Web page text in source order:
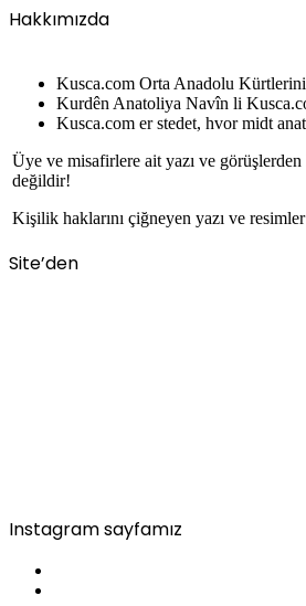
Hakkımızda
Kusca.com Orta Anadolu
Kurdên Anatoliya Navîn li
Kusca.com er stedet, hvor midt
Üye ve misafirlere ait yazı ve
değildir!
Kişilik haklarını çiğneyen yazı ve
Site’den
Instagram sayfamız